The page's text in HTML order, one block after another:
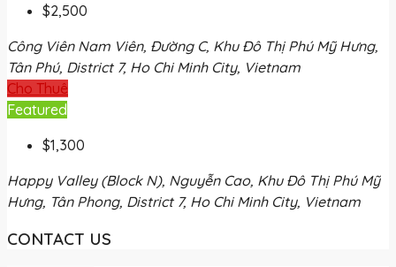
$2,500
Công Viên Nam Viên, Đường C, Khu Đô Thị Phú Mỹ Hưng,
Tân Phú, District 7, Ho Chi Minh City, Vietnam
Cho Thuê
Featured
$1,300
Happy Valley (Block N), Nguyễn Cao, Khu Đô Thị Phú Mỹ
Hưng, Tân Phong, District 7, Ho Chi Minh City, Vietnam
CONTACT US